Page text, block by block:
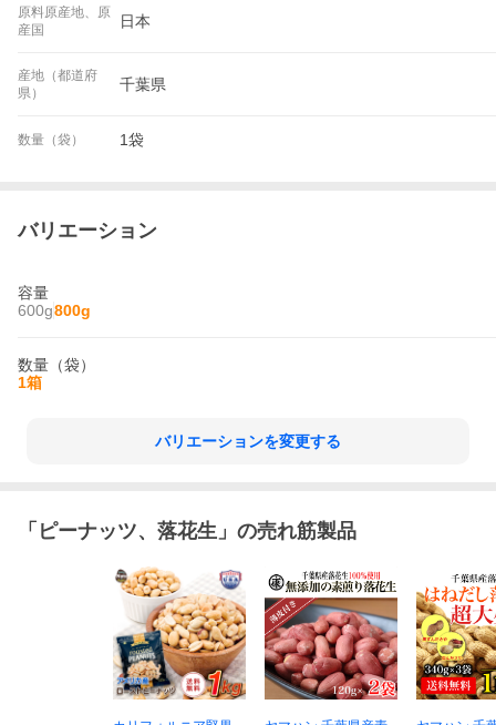
原料原産地、原
産国
日本
産地（都道府
県）
千葉県
数量（袋） 1袋
バリエーション
容量
600g800g
数量（袋）
1箱
バリエーションを変更する
「 ピーナッツ、落花生 」の売れ筋製品